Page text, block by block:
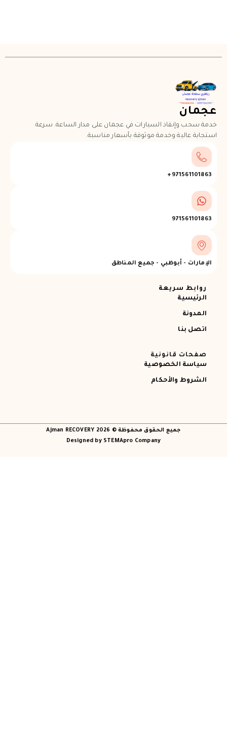
سحب وإنقاذ السيارات في عجمان على مدار الساعة. سرعة
عالية وخدمة موثوقة بأسعار مناسبة.
971561101863+
971561101863
الإمارات - أبوظبي - جميع المناطق
روابط سريعة
الرئيسية
المدونة
اتصل بنا
صفحات قانونية
سياسة الخصوصية
الشروط والأحكام
جميع الحقوق محفوظة © 2026 Ajman RECOVERY
Designed by STEMApro Company